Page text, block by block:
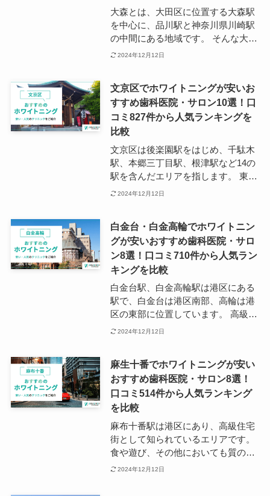
地域でもあります。 歯科医院の数を
見ても、成城学園前駅から徒歩10分
圏内に10件以上と、充実した医療体
制が見受けられるでしょう。 ひと時
のセレブ感を楽しめる地域で、ワン
みたいという方はぜひ成城学園前エ
リアでの受診をおすすめします。
大森とは、大田区に位置する大森駅
を中心に、品川駅と神奈川県川崎駅
の中間にある地域です。 そんな大森
駅ですが、東側は商業施設が立ち並
魅力を兼ね備えていることが特徴で
す。 ターミナル駅周辺と比較すると
人の往来が穏やかで、ファミリー層
にとっては住みやすい環境となって
います。 なお、大森駅周辺には歯科
クリニックが多く点在しており、ホ
ワイトニングに対応できる場所やホ
ワイトニング専門のクリニックも複
数あるため、地域の方はもちろん、
を受けられる方もいらっしゃるよう
です。
2024年12月12日
文京区でホワイトニングが安いお
すすめ歯科医院・サロン10選！口
コミ827件から人気ランキングを
比較
文京区は後楽園駅をはじめ、千駄木
駅、本郷三丁目駅、根津駅など14の
駅を含んだエリアを指します。 東京
23の中心部に位置する文京区は、歴
めとする文学の地としても有名で
す。 市区の特徴としては住宅かつ文
教都市に分類され、路線は東京メト
ロ丸ノ内線、都営三田線、東京メト
ロ千代田線の3つが通っています。
文京区の6割は住宅地として利用さ
れ、教育機関が多く点在することか
ら地域に根ざした人が多く、医療施
設が充実していることも魅力の一つ
郷、小石川など各地にホワイトニン
グができる歯科医院があるため、自
宅から通いやすい場所、通学帰りに
寄りやすい場所にある歯科医院を探
したい、という方におすすめです。
2024年12月12日
白金台・白金高輪でホワイトニン
グが安いおすすめ歯科医院・サロ
ン8選！口コミ710件から人気ラン
キングを比較
白金台駅、白金高輪駅は港区にある
駅で、白金台は港区南部、高輪は港
区の東部に位置しています。 高級マ
ンションが建ち並ぶ高級住宅街とな
フィスも増えています。 美術館や由
緒正しい邸宅、景色がよく、緑の多
い庭園などが多く、都内でものんび
りとした時間を過ごせる場所となっ
ています。 白金台駅、白金高輪駅と
もに駅周辺に歯科医院が多く点在し
ており、営業終了時間は18時〜20時
と仕事終わりや学校終わりにも通い
やすくなっています。
2024年12月12日
麻生十番でホワイトニングが安い
おすすめ歯科医院・サロン8選！
口コミ514件から人気ランキング
を比較
麻布十番駅は港区にあり、高級住宅
街として知られているエリアです。
食や遊び、その他においても質の高
いものが集まりやすく、またインタ
2024年12月12日